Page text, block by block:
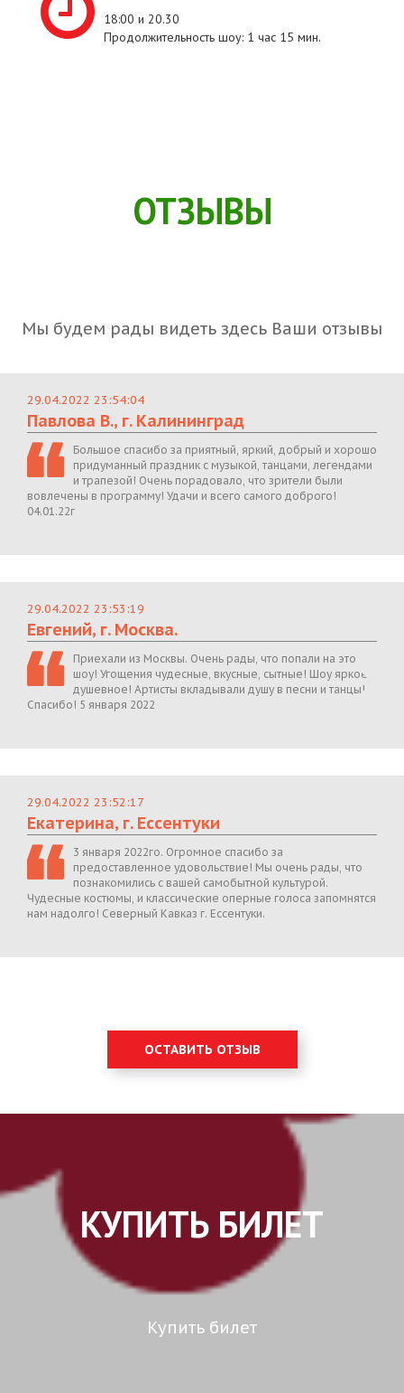
18:00 и 20.30
Продолжительность шоу: 1 час 15 мин.
ОТЗЫВЫ
Мы будем рады видеть здесь Ваши отзывы
29.04.2022 23:54:04
Павлова В., г. Калининград
Большое спасибо за приятный, яркий, добрый и хорошо
придуманный праздник с музыкой, танцами, легендами
и трапезой! Очень порадовало, что зрители были
вовлечены в программу! Удачи и всего самого доброго!
04.01.22г
29.04.2022 23:53:19
Евгений, г. Москва.
Приехали из Москвы. Очень рады, что попали на это
шоу! Угощения чудесные, вкусные, сытные! Шоу яркое,
душевное! Артисты вкладывали душу в песни и танцы!
Спасибо! 5 января 2022
29.04.2022 23:52:17
Екатерина, г. Ессентуки
3 января 2022го. Огромное спасибо за
предоставленное удовольствие! Мы очень рады, что
познакомились с вашей самобытной культурой.
Чудесные костюмы, и классические оперные голоса запомнятся
нам надолго! Северный Кавказ г. Ессентуки.
ОСТАВИТЬ ОТЗЫВ
КУПИТЬ БИЛЕТ
Купить билет